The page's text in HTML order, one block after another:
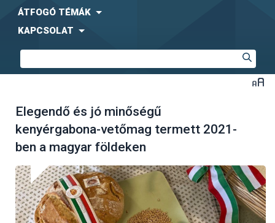
ÁTFOGÓ TÉMÁK
KAPCSOLAT
Elegendő és jó minőségű
kenyérgabona-vetőmag termett 2021-
ben a magyar földeken